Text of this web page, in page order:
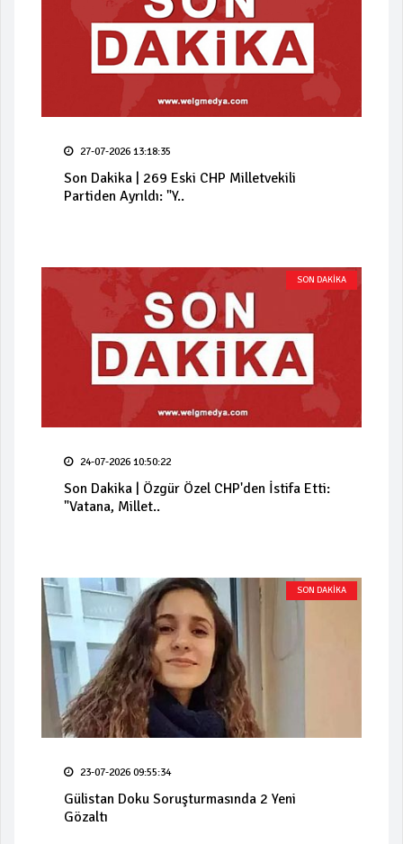
27-07-2026 13:18:35
Son Dakika | 269 Eski CHP Milletvekili
Partiden Ayrıldı: "Y..
SON DAKİKA
24-07-2026 10:50:22
Son Dakika | Özgür Özel CHP'den İstifa Etti:
"Vatana, Millet..
SON DAKİKA
23-07-2026 09:55:34
Gülistan Doku Soruşturmasında 2 Yeni
Gözaltı